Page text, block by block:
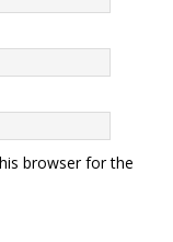
browser for the